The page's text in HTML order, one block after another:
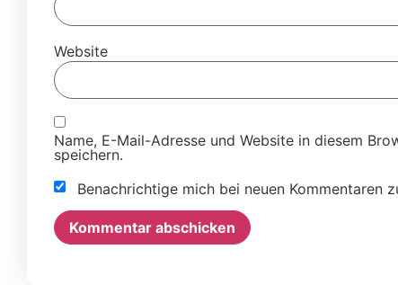
Website
Name, E-Mail-Adresse und Website in diesem
speichern.
Benachrichtige mich bei neuen Kommentaren